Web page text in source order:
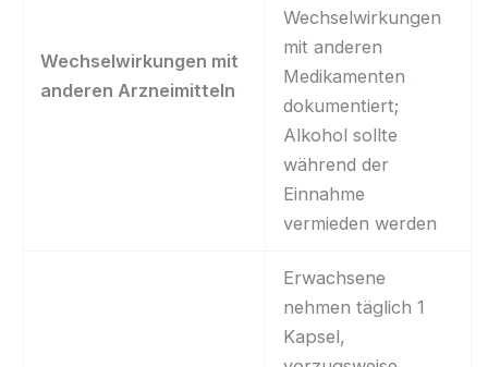
Wechselwirkungen mit
anderen Arzneimitteln
Wechselwirkungen
mit anderen
Medikamenten
dokumentiert;
Alkohol sollte
während der
Einnahme
vermieden werden
Erwachsene
nehmen täglich 1
Kapsel,